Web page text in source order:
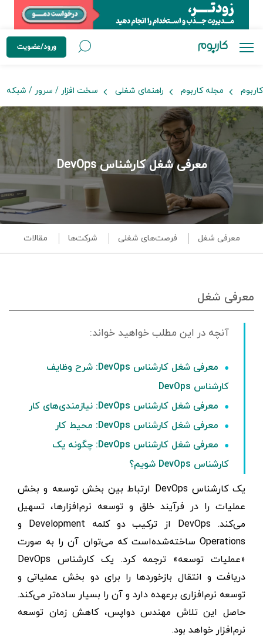
ورود/عضویت
کاربوم مجله کاربوم راهنمای شغلی سخت افزار / سرور / شبکه
معرفی شغل کارشناس DevOps
معرفی شغل فرصت‌های شغلی شرکت‌ها مقالات
معرفی شغل
معرفی شغل کارشناس DevOps: شرح وظایف
کارشناس DevOps
معرفی شغل کارشناس DevOps: نیازمندی‌های کار
معرفی شغل کارشناس DevOps: محیط کار
معرفی شغل کارشناس DevOps: چگونه یک
کارشناس DevOps شویم؟
یک کارشناس DevOps ارتباط بین بخش توسعه و بخش
عملیات را در فرآیند خلق و توسعه نرم‌افزارها، تسهیل
می‌کند. DevOps از ترکیب دو کلمه Development و
Operations ساخته‌شده‌است که می‌توان آن را به صورت
«عملیات توسعه» ترجمه کرد. یک کارشناس DevOps
دریافت و انتقال بازخوردها را برای دو بخش عملیاتی و
توسعه نرم‌افزاری برعهده دارد و آن را بسیار ساده‌تر می‌کند.
حاصل این تلاش مهندس دواپس، کاهش زمان توسعه
نرم‌افزار خواهد بود.